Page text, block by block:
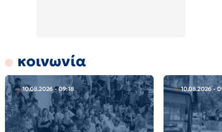
κοινωνία
10.08.2026 - 09:18 10.08.2026 -